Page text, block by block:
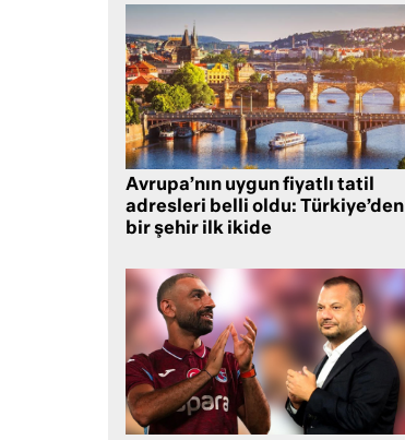
Avrupa’nın uygun fiyatlı tatil
adresleri belli oldu: Türkiye’den
bir şehir ilk ikide